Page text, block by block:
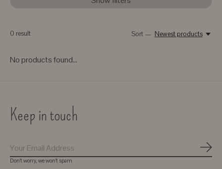
0 result Sort — Newest products
No products found...
Keep in touch
Don’t worry, we won’t spam